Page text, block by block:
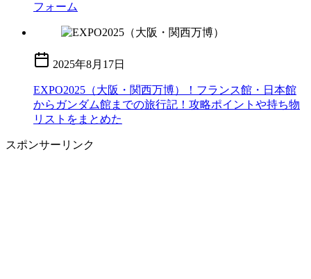
フォーム
2025年8月17日
EXPO2025（大阪・関西万博）！フランス館・日本館
からガンダム館までの旅行記！攻略ポイントや持ち物
リストをまとめた
スポンサーリンク